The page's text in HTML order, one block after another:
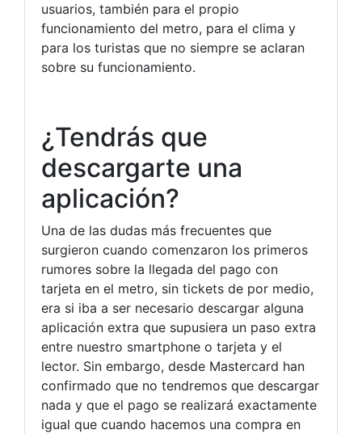
usuarios, también para el propio
funcionamiento del metro, para el clima y
para los turistas que no siempre se aclaran
sobre su funcionamiento.
¿Tendrás que
descargarte una
aplicación?
Una de las dudas más frecuentes que
surgieron cuando comenzaron los primeros
rumores sobre la llegada del pago con
tarjeta en el metro, sin tickets de por medio,
era si iba a ser necesario descargar alguna
aplicación extra que supusiera un paso extra
entre nuestro smartphone o tarjeta y el
lector. Sin embargo, desde Mastercard han
confirmado que no tendremos que descargar
nada y que el pago se realizará exactamente
igual que cuando hacemos una compra en